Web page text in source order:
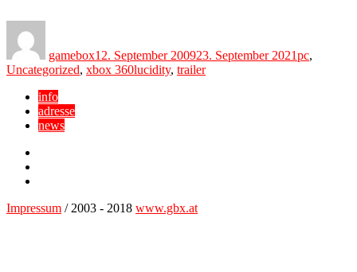
gamebox12. September 200923. September 2021pc,
Uncategorized, xbox 360Tags
lucidity, trailer
info
adresse
news
Impressum / 2003 - 2018 www.gbx.at